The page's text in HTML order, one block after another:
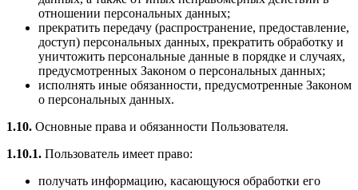
отношении персональных данных;
прекратить передачу (распространение, предоставление,
доступ) персональных данных, прекратить обработку и
уничтожить персональные данные в порядке и случаях,
предусмотренных Законом о персональных данных;
исполнять иные обязанности, предусмотренные Законом
о персональных данных.
1.10. Основные права и обязанности Пользователя.
1.10.1. Пользователь имеет право:
получать информацию, касающуюся обработки его